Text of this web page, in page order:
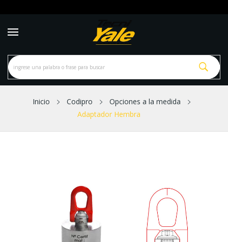
Inicio Codipro
Opciones a la medida
Adaptador Hembra